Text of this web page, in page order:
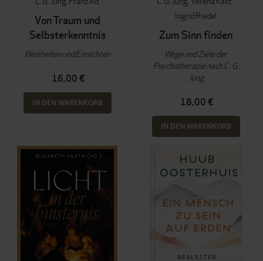
Von Traum und
Selbsterkenntnis
Weisheiten und Einsichten
16,00 €
IN DEN WARENKORB
Ingrid Riedel
Zum Sinn finden
Wege und Ziele der
Psychotherapie nach C. G.
Jung
18,00 €
IN DEN WARENKORB